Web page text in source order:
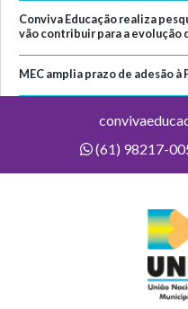
Conviva Educação realiza
vão contribuir para a evolução
MEC amplia prazo de adesão
(61) 98217-